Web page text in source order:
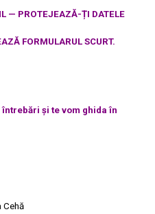
— PROTEJEAZĂ-ȚI DATELE
FORMULARUL SCURT.
și te vom ghida în
Cehă